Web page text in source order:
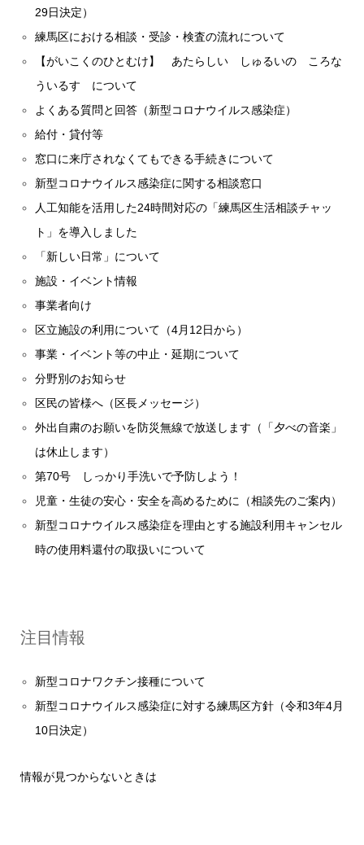
29日決定）
練馬区における相談・受診・検査の流れについて
【がいこくのひとむけ】 あたらしい しゅるいの ころな
ういるす について
よくある質問と回答（新型コロナウイルス感染症）
給付・貸付等
窓口に来庁されなくてもできる手続きについて
新型コロナウイルス感染症に関する相談窓口
人工知能を活用した24時間対応の「練馬区生活相談チャッ
ト」を導入しました
「新しい日常」について
施設・イベント情報
事業者向け
区立施設の利用について（4月12日から）
事業・イベント等の中止・延期について
分野別のお知らせ
区民の皆様へ（区長メッセージ）
外出自粛のお願いを防災無線で放送します（「夕べの音楽」
は休止します）
第70号 しっかり手洗いで予防しよう！
児童・生徒の安心・安全を高めるために（相談先のご案内）
新型コロナウイルス感染症を理由とする施設利用キャンセル
時の使用料還付の取扱いについて
注目情報
新型コロナワクチン接種について
新型コロナウイルス感染症に対する練馬区方針（令和3年4月
10日決定）
情報が見つからないときは